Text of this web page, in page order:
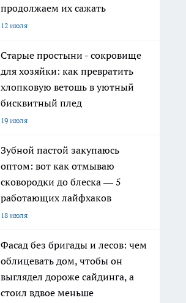
продолжаем их сажать
12 июля
Старые простыни - сокровище
для хозяйки: как превратить
хлопковую ветошь в уютный
бисквитный плед
19 июля
Зубной пастой закупаюсь
оптом: вот как отмываю
сковородки до блеска — 5
работающих лайфхаков
18 июля
Фасад без бригады и лесов: чем
облицевать дом, чтобы он
выглядел дороже сайдинга, а
стоил вдвое меньше